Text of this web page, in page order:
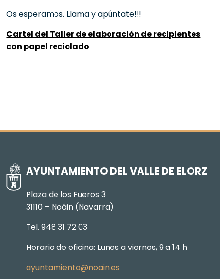
Os esperamos. Llama y apúntate!!!
Cartel del Taller de elaboración de recipientes
con papel reciclado
AYUNTAMIENTO DEL VALLE DE ELORZ
Plaza de los Fueros 3
31110 – Noáin (Navarra)
Tel. 948 31 72 03
Horario de oficina: Lunes a viernes, 9 a 14 h
ayuntamiento@noain.es